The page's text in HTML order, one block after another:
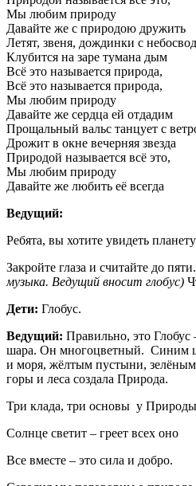
Мы любим природу
Давайте же с природою дружить
Летят, звеня, дождинки с
Клубится на заре тумана дым
Всё это называется природа,
Всё это называется природа,
Мы любим природу
Давайте же сердца ей отдадим
Прощальный вальс танцует с
Дрожит в окне вечерняя звезда
Природой называется всё это,
Мы любим природу
Давайте же любить её всегда
Ведущий:
Ребята, вы хотите увидеть
Закройте глаза и считайте до пяти.
музыка. Ведущий вносит глобус)
Дети: Глобус.
Ведущий: Правильно, это
шара. Он многоцветный. Синим
и моря, жёлтым пустыни,
горы и леса создала Природа.
Три клада, три основы у
Солнце светит – греет всех оно
Все вместе – это сила и добро.